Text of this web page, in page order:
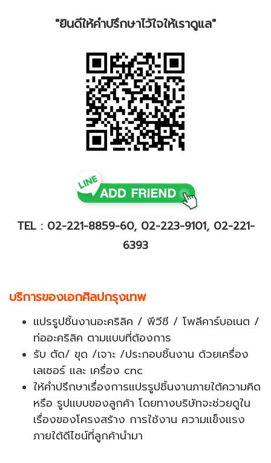
"ยินดีให้คำปรึกษาไว้ใจให้เราดูแล"
TEL : 02-221-8859-60, 02-223-9101, 02-221-
6393
บริการของเอกศิลปกรุงเทพ
แปรรูปชิ้นงานอะคริลิค / พีวีซี / โพลีคาร์บอเนต /
ท่ออะคริลิค ตามแบบที่ต้องการ
รับ ตัด/ ขุด /เจาะ /ประกอบชิ้นงาน ด้วยเครื่อง
เลเซอร์ และ เครื่อง cnc
ให้คำปรึกษาเรื่องการแปรรูปชิ้นงานภายใต้ความคิด
หรือ รูปแบบของลูกค้า โดยทางบริษัทจะช่วยดูใน
เรื่องของโครงสร้าง การใช้งาน ความแข็งแรง
ภายใต้ดีไซน์ที่ลูกค้านำมา